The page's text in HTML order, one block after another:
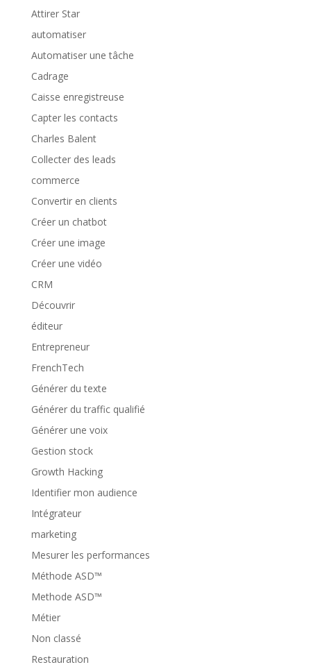
Attirer Star
automatiser
Automatiser une tâche
Cadrage
Caisse enregistreuse
Capter les contacts
Charles Balent
Collecter des leads
commerce
Convertir en clients
Créer un chatbot
Créer une image
Créer une vidéo
CRM
Découvrir
éditeur
Entrepreneur
FrenchTech
Générer du texte
Générer du traffic qualifié
Générer une voix
Gestion stock
Growth Hacking
Identifier mon audience
Intégrateur
marketing
Mesurer les performances
Méthode ASD™
Methode ASD™
Métier
Non classé
Restauration